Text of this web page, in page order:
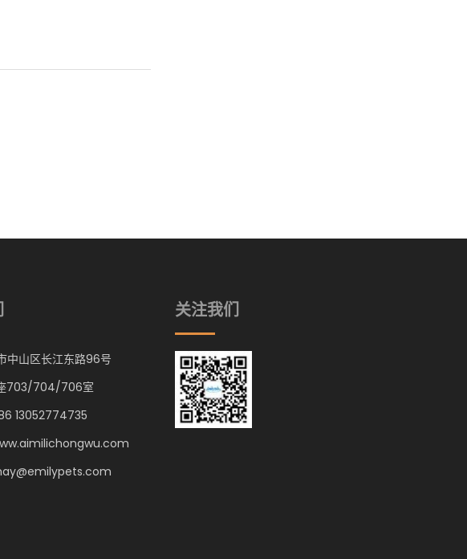
中山区长江东路96号
703/704/706室
13052774735
关注我们